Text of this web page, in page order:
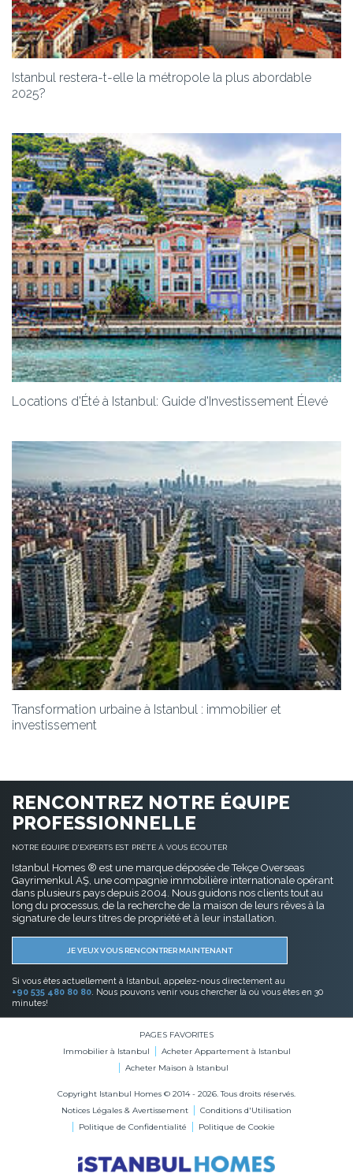
Istanbul restera-t-elle la métropole la plus abordable
2025?
Locations d'Été à Istanbul: Guide d'Investissement Élevé
Transformation urbaine à Istanbul : immobilier et
investissement
RENCONTREZ NOTRE ÉQUIPE
PROFESSIONNELLE
NOTRE ÉQUIPE D'EXPERTS EST PRÊTE À VOUS ÉCOUTER
Istanbul Homes ® est une marque déposée de Tekçe Overseas
Gayrimenkul AŞ, une compagnie immobilière internationale opérant
dans plusieurs pays depuis 2004. Nous guidons nos clients tout au
long du processus, de la recherche de la maison de leurs rêves à la
signature de leurs titres de propriété et à leur installation.
JE VEUX VOUS RENCONTRER MAINTENANT
Si vous êtes actuellement à Istanbul, appelez-nous directement au
+90 535 480 80 80 . Nous pouvons venir vous chercher là où vous êtes en 30
minutes!
PAGES FAVORITES
Immobilier à Istanbul
Acheter Appartement à Istanbul
Acheter Maison à Istanbul
Copyright Istanbul Homes © 2014 - 2026. Tous droits réservés.
Notices Légales & Avertissement
Conditions d'Utilisation
Politique de Confidentialité
Politique de Cookie